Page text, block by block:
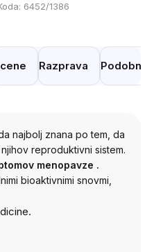
6452/1386
Razprava Podobni
najbolj znana po tem, da
reproduktivni sistem.
menopavze .
bioaktivnimi snovmi,